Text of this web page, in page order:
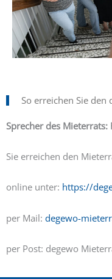
So erreichen Sie
Sprecher des Mieterrats:
Sie erreichen den
online unter: https://
per Mail: degewo-
per Post: degewo